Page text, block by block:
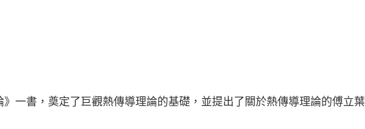
一書，奠定了巨觀熱傳導理論的基礎，並提出了關於熱傳導理論的傅立葉